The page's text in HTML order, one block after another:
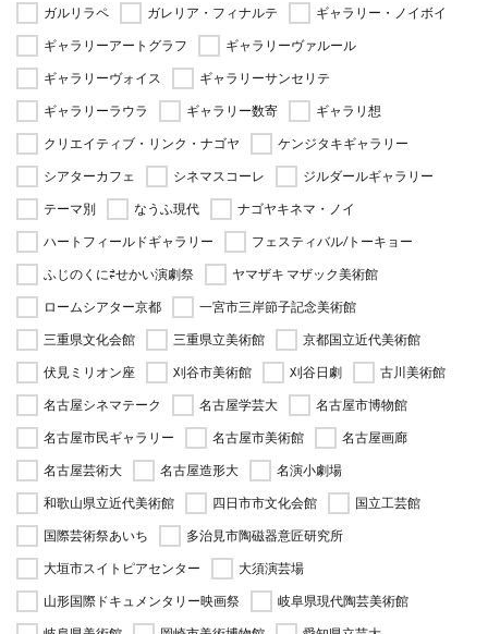
ガルリラペ
ガレリア・フィナルテ
ギャラリー・ノイボイ
ギャラリーアートグラフ
ギャラリーヴァルール
ギャラリーヴォイス
ギャラリーサンセリテ
ギャラリーラウラ
ギャラリー数寄
ギャラリ想
クリエイティブ・リンク・ナゴヤ
ケンジタキギャラリー
シアターカフェ
シネマスコーレ
ジルダールギャラリー
テーマ別
なうふ現代
ナゴヤキネマ・ノイ
ハートフィールドギャラリー
フェスティバル/トーキョー
ふじのくに⇄せかい演劇祭
ヤマザキ マザック美術館
ロームシアター京都
一宮市三岸節子記念美術館
三重県文化会館
三重県立美術館
京都国立近代美術館
伏見ミリオン座
刈谷市美術館 刈谷日劇
古川美術館
名古屋シネマテーク
名古屋学芸大
名古屋市博物館
名古屋市民ギャラリー
名古屋市美術館
名古屋画廊
名古屋芸術大
名古屋造形大
名演小劇場
和歌山県立近代美術館
四日市市文化会館
国立工芸館
国際芸術祭あいち
多治見市陶磁器意匠研究所
大垣市スイトピアセンター
大須演芸場
山形国際ドキュメンタリー映画祭
岐阜県現代陶芸美術館